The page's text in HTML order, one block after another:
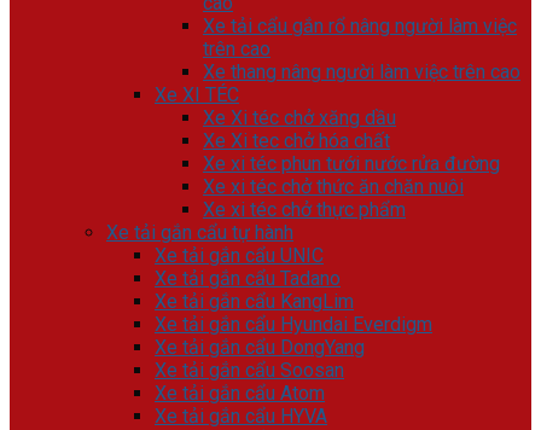
Xe tải cẩu gắn rổ nâng người làm việc
trên cao
Xe thang nâng người làm việc trên cao
Xe XI TÉC
Xe Xi téc chở xăng dầu
Xe Xi tec chở hóa chất
Xe xi téc phun tưới nước rửa đường
Xe xi téc chở thức ăn chăn nuôi
Xe xi téc chở thực phẩm
Xe tải gắn cẩu tự hành
Xe tải gắn cẩu UNIC
Xe tải gắn cẩu Tadano
Xe tải gắn cẩu KangLim
Xe tải gắn cẩu Hyundai Everdigm
Xe tải gắn cẩu DongYang
Xe tải gắn cẩu Soosan
Xe tải gắn cẩu Atom
Xe tải gắn cẩu HYVA